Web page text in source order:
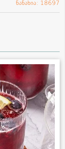
ნანახია: 18697